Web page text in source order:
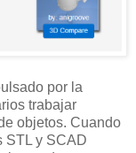
por la
trabajar
objetos. Cuando
STL y SCAD